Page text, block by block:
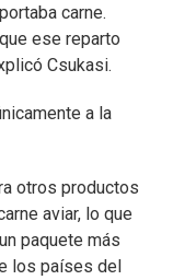
carne.
ese reparto
Csukasi.
a la
otros productos
aviar, lo que
paquete más
los países del